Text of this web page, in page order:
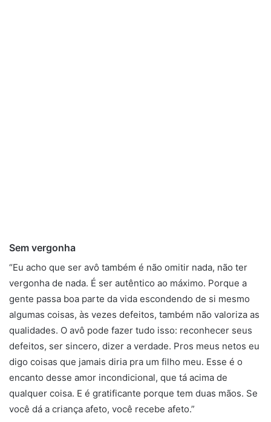
Sem vergonha
“Eu acho que ser avô também é não omitir nada, não ter
vergonha de nada. É ser autêntico ao máximo. Porque a
gente passa boa parte da vida escondendo de si mesmo
algumas coisas, às vezes defeitos, também não valoriza as
qualidades. O avô pode fazer tudo isso: reconhecer seus
defeitos, ser sincero, dizer a verdade. Pros meus netos eu
digo coisas que jamais diria pra um filho meu. Esse é o
encanto desse amor incondicional, que tá acima de
qualquer coisa. E é gratificante porque tem duas mãos. Se
você dá a criança afeto, você recebe afeto.”